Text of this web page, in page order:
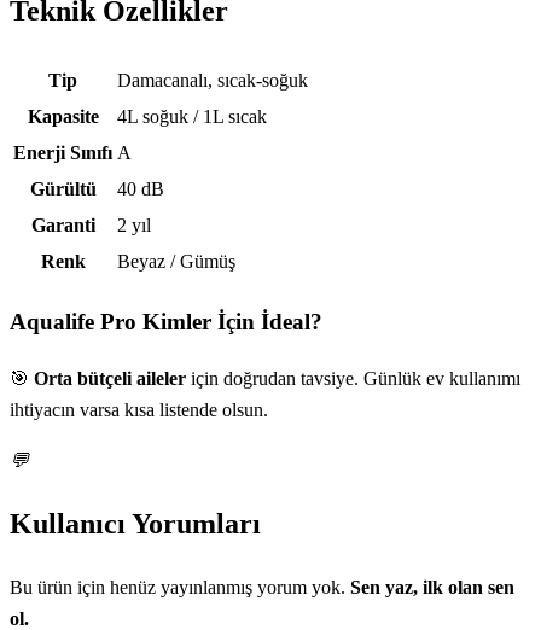
Teknik Özellikler
Teknik özellikler
Tip
Damacanalı, sıcak-soğuk
Kapasite
4L soğuk / 1L sıcak
Enerji Sınıfı A
Gürültü
40 dB
Garanti
2 yıl
Renk
Beyaz / Gümüş
Aqualife Pro Kimler İçin İdeal?
🎯 Orta bütçeli aileler için doğrudan tavsiye. Günlük ev kullanımı
ihtiyacın varsa kısa listende olsun.
💬
Kullanıcı Yorumları
Bu ürün için henüz yayınlanmış yorum yok. Sen yaz, ilk olan sen
ol.